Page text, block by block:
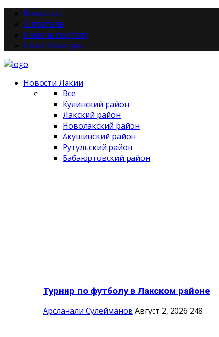
Контакты
О портале
Помочь порталу
Наша Команда
Новости Лакии
Все
Кулинский район
Лакский район
Новолакский район
Акушинский район
Рутульский район
Бабаюртовский район
Турнир по футболу в Лакском районе
Арсланали Сулейманов Август 2, 2026 248